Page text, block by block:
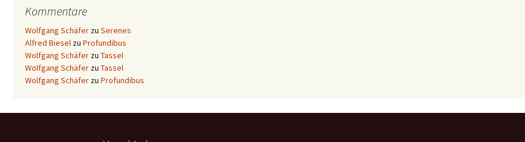
Kommentare
Wolfgang Schäfer zu Serenes
Alfred Biesel zu Profundibus
Wolfgang Schäfer zu Tassel
Wolfgang Schäfer zu Tassel
Wolfgang Schäfer zu Profundibus